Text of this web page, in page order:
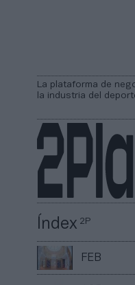
La plataforma de
la industria del
Índex2P
FEB